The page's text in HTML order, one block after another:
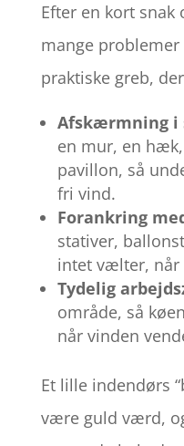
Efter en kort snak
mange
praktiske greb,
Afskærmning i
en mur, en
pavillon, så
fri vind.
Forankring
stativer,
intet vælter,
Tydelig
område, så
når vinden
Et lille indendørs
være guld værd,